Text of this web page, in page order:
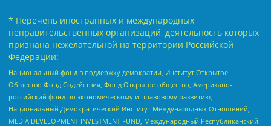
* Перечень иностранных и международных
неправительственных организаций, деятельность которых
признана нежелательной на территории Российской
Федерации:
Национальный фонд в поддержку демократии, Институт Открытое
Общество Фонд Содействия, Фонд Открытое общество, Американо-
российский фонд по экономическому и правовому развитию,
Национальный Демократический Институт Международных Отношений,
MEDIA DEVELOPMENT INVESTMENT FUND, Международный Республиканский